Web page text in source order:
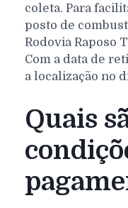
coleta. Para
posto de
Rodovia Raposo
Com a data de
a localização no
Quais